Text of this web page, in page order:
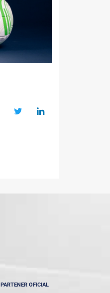
PARTENER OFICIAL